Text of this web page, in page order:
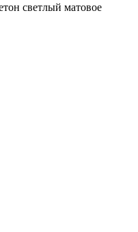
светлый матовое